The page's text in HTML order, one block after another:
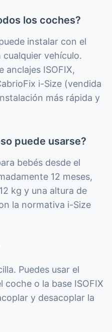
los coches?
instalar con el
vehículo.
anclajes ISOFIX,
i-Size (vendida
más rápida y
puede usarse?
bebés desde el
12 meses,
kg y una altura de
la normativa i-Size
Puedes usar el
o la base ISOFIX
y desacoplar la